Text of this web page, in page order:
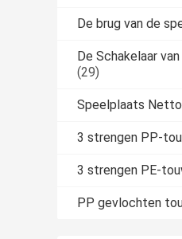
De brug van de
De Schakelaar
(29)
Speelplaats
3 strengen PP-
3 strengen PE-
PP gevlochten